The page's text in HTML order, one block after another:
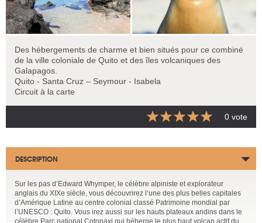
Des hébergements de charme et bien situés pour ce combiné
de la ville coloniale de Quito et des îles volcaniques des
Galapagos.
Quito - Santa Cruz – Seymour - Isabela
Circuit à la carte
0 vote
DESCRIPTION
Sur les pas d’Edward Whymper, le célèbre alpiniste et explorateur
anglais du XIXe siècle, vous découvrirez l’une des plus belles capitales
d’Amérique Latine au centre colonial classé Patrimoine mondial par
l’UNESCO : Quito. Vous irez aussi sur les hauts plateaux andins dans le
célèbre Parc national Cotopaxi qui héberge le plus haut volcan actif du